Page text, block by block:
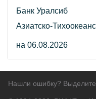
Банк Уралсиб
Азиатско-
на 06.08.2026
Нашли ошибку? Выделите